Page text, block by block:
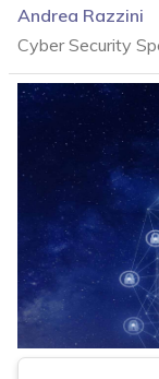
Andrea Razzini
Cyber Security